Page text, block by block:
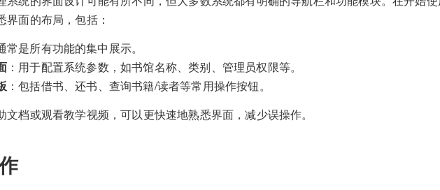
界面的布局，包括：
常是所有功能的集中展示。
：用于配置系统参数，如书馆名称、类别、管理员权限等。
：包括借书、还书、查询书籍/读者等常用操作按钮。
文档或观看教学视频，可以更快速地熟悉界面，减少误操作。